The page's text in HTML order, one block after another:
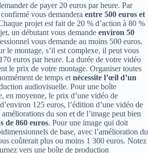
de payer 20 euros par heure. Par
vous demandera entre 500 euros et
projet est fait de 20 % d’action à 80 %
un débutant vous demande environ 50
vous demande au moins 500 euros.
le montage, s’il est complexe, il peut vous
euros par heure. La durée de votre vidéo
le prix de votre montage. Organiser toutes
de temps et nécessite l’œil d’un
audiovisuelle. Pour une boîte
en moyenne, le prix d’une vidéo de
125 euros, l’édition d’une vidéo de
du son et de l’image peut bien
de 860 euros. Pour une image qui doit
de base, avec l’amélioration du
coûterait plus ou moins 1 300 euros. Notez
vers une boîte de production